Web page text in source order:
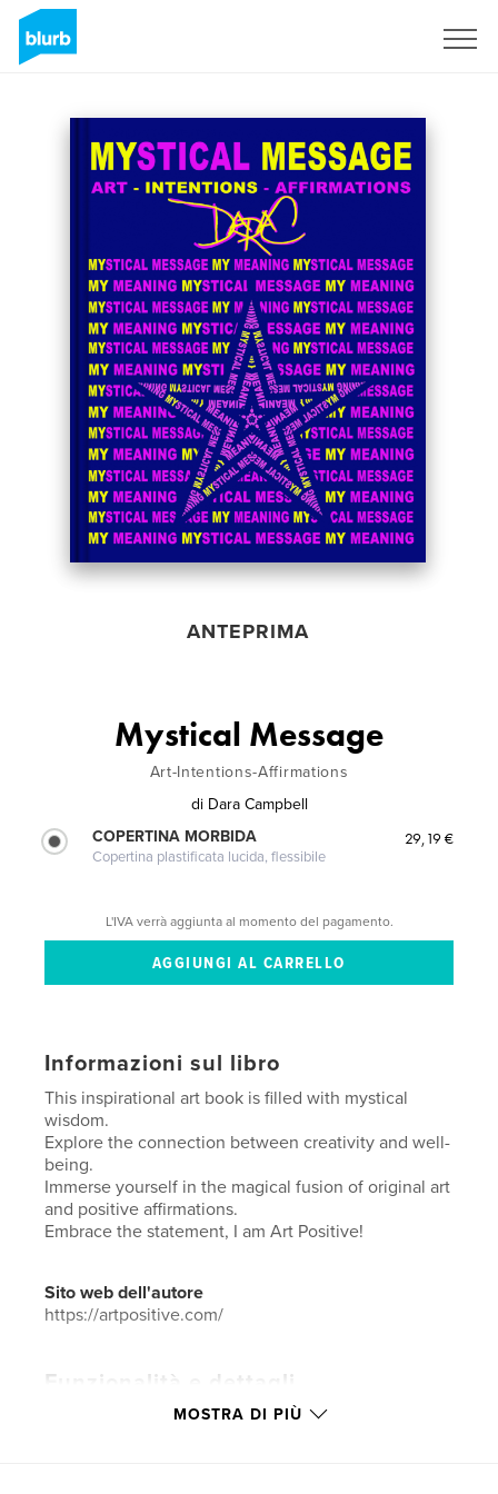
ANTEPRIMA
Mystical Message
Art-Intentions-Affirmations
di Dara Campbell
COPERTINA MORBIDA
Copertina plastificata lucida, flessibile
29,19 €
L'IVA verrà aggiunta al momento del pagamento.
Informazioni sul libro
This inspirational art book is filled with mystical
wisdom.
Explore the connection between creativity and well-
being.
Immerse yourself in the magical fusion of original art
and positive affirmations.
Embrace the statement, I am Art Positive!
Sito web dell'autore
https://artpositive.com/
Funzionalità e dettagli
Categoria principale: Libri d'arte e fotografia
MOSTRA DI PIÙ